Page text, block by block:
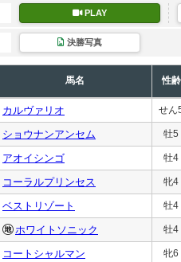
PLAY
決勝写真
馬名 性齢
カルヴァリオ せん
ショウナンアンセム 牡5
アオイシンゴ 牡4
コーラルプリンセス 牝4
ベストリゾート 牡4
ホワイトソニック 牡4
コートシャルマン 牝6